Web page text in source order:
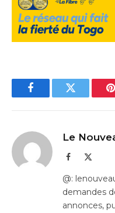
FacebookTwitter
Le
Facebook
@:
demandes
annonces,